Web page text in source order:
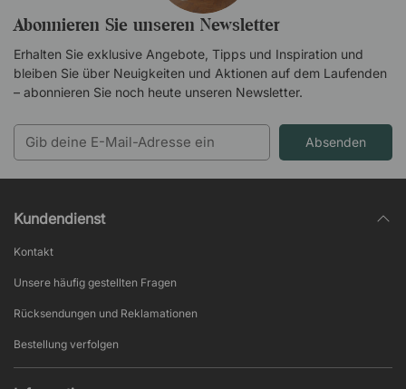
Abonnieren Sie unseren Newsletter
Erhalten Sie exklusive Angebote, Tipps und Inspiration und
bleiben Sie über Neuigkeiten und Aktionen auf dem Laufenden
– abonnieren Sie noch heute unseren Newsletter.
Absenden
Kundendienst
Kontakt
Unsere häufig gestellten Fragen
Rücksendungen und Reklamationen
Bestellung verfolgen